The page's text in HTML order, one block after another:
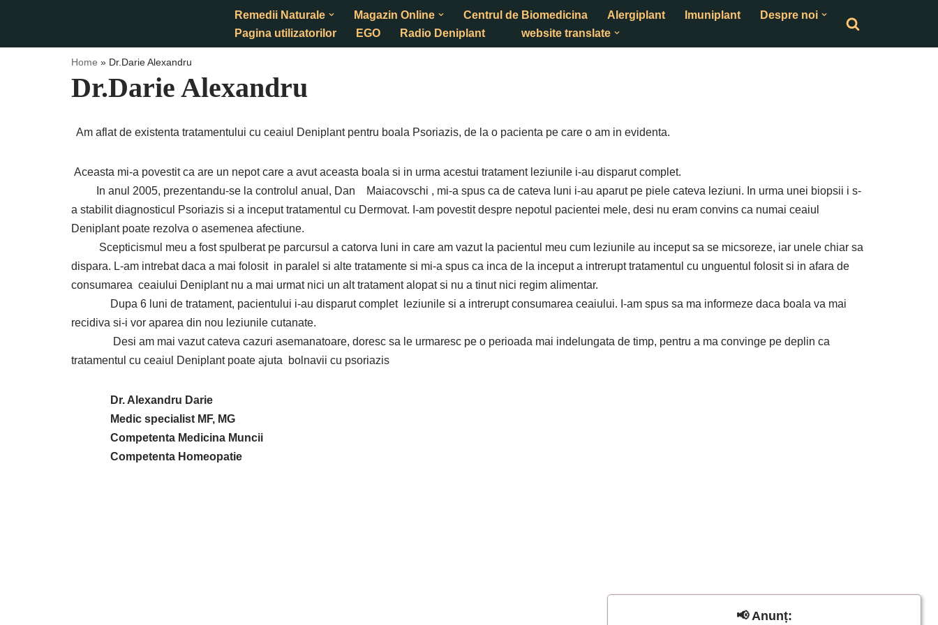
Remedii Naturale Magazin Online Centrul de Biomedicina Alergiplant Imuniplant
Despre noi
Pagina utilizatorilor
EGO Radio Deniplant website translate
Home » Dr.Darie Alexandru
Dr.Darie Alexandru
Am aflat de existenta tratamentului cu ceaiul Deniplant pentru boala Psoriazis, de la o pacienta pe care o am in evidenta.
Aceasta mi-a povestit ca are un nepot care a avut aceasta boala si in urma acestui tratament leziunile i-au disparut complet.
In anul 2005, prezentandu-se la controlul anual, Dan Maiacovschi , mi-a spus ca de cateva luni i-au aparut pe piele cateva leziuni. In urma unei biopsii i s-
a stabilit diagnosticul Psoriazis si a inceput tratamentul cu Dermovat. I-am povestit despre nepotul pacientei mele, desi nu eram convins ca numai ceaiul
Deniplant poate rezolva o asemenea afectiune.
Scepticismul meu a fost spulberat pe parcursul a catorva luni in care am vazut la pacientul meu cum leziunile au inceput sa se micsoreze, iar unele chiar sa
dispara. L-am intrebat daca a mai folosit in paralel si alte tratamente si mi-a spus ca inca de la inceput a intrerupt tratamentul cu unguentul folosit si in afara de
consumarea ceaiului Deniplant nu a mai urmat nici un alt tratament alopat si nu a tinut nici regim alimentar.
Dupa 6 luni de tratament, pacientului i-au disparut complet leziunile si a intrerupt consumarea ceaiului. I-am spus sa ma informeze daca boala va mai
recidiva si-i vor aparea din nou leziunile cutanate.
Desi am mai vazut cateva cazuri asemanatoare, doresc sa le urmaresc pe o perioada mai indelungata de timp, pentru a ma convinge pe deplin ca
tratamentul cu ceaiul Deniplant poate ajuta bolnavii cu psoriazis
Dr. Alexandru Darie
Medic specialist MF, MG
Competenta Medicina Muncii
Competenta Homeopatie
📢 Anunț: